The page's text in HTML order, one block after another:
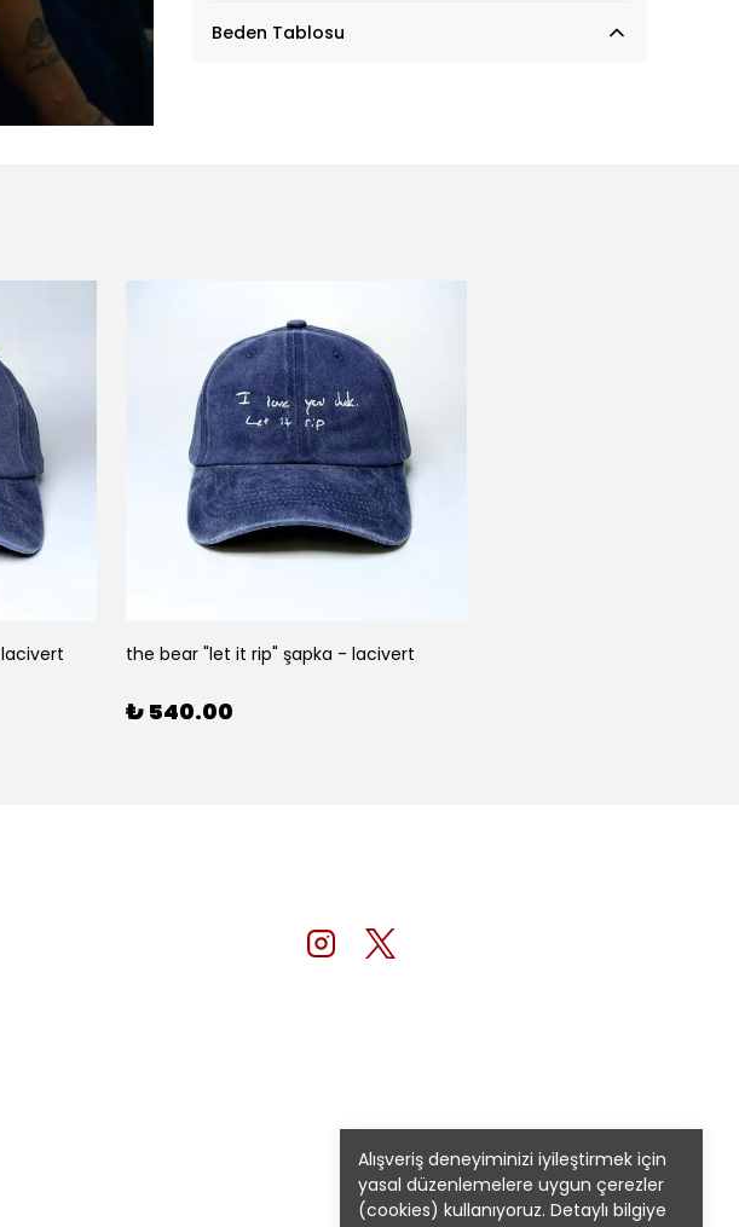
Alışveriş deneyiminizi iyileştirmek için
yasal düzenlemelere uygun çerezler
(cookies) kullanıyoruz. Detaylı bilgiye
Beden Tablosu
the bear "let it rip" şapka - lacivert
₺ 540.00